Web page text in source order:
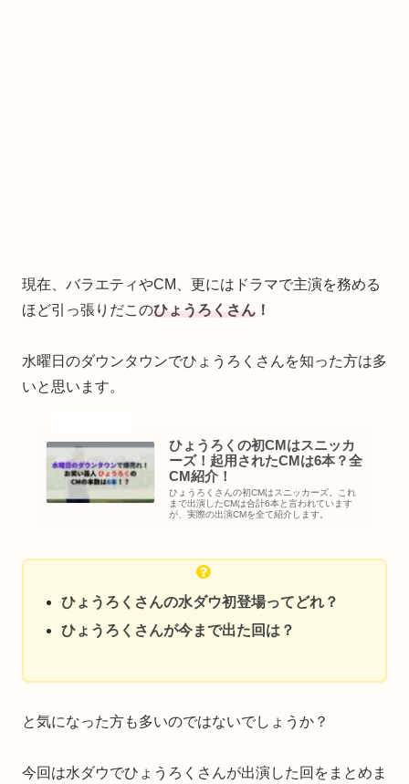
現在、バラエティやCM、更にはドラマで主演を務める
ほど引っ張りだこのひょうろくさん ！
水曜日のダウンタウンでひょうろくさんを知った方は多
いと思います。
ひょうろくの初CMはスニッカ
ーズ！起用されたCMは6本？全
CM紹介！
ひょうろくさんの初CMはスニッカーズ。これ
まで出演したCMは合計6本と言われています
が、実際の出演CMを全て紹介します。
ひょうろくさんの水ダウ初登場ってどれ？
ひょうろくさんが今まで出た回は？
と気になった方も多いのではないでしょうか？
今回は水ダウでひょうろくさんが出演した回をまとめま